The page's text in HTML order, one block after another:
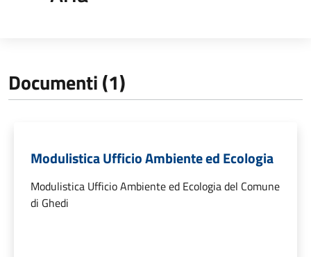
Documenti (1)
Modulistica Ufficio Ambiente ed Ecologia
Modulistica Ufficio Ambiente ed Ecologia del Comune
di Ghedi